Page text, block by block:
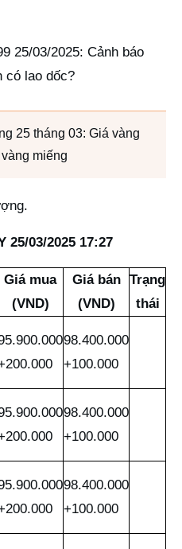
25/03/2025: Cảnh báo
có lao dốc?
25 tháng 03: Giá vàng
miếng
25/03/2025 17:27
Giá mua
(VND)
Giá bán
(VND)
Trạng
thái
98.400.000
+100.000
98.400.000
+100.000
98.400.000
+100.000